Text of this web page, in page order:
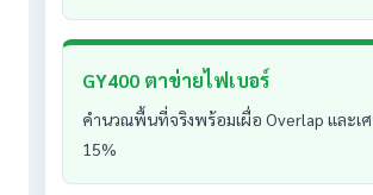
GY400 ตาข่ายไฟเบอร์
คำนวณพื้นที่จริงพร้อมเผื่อ Overlap และเ
15%